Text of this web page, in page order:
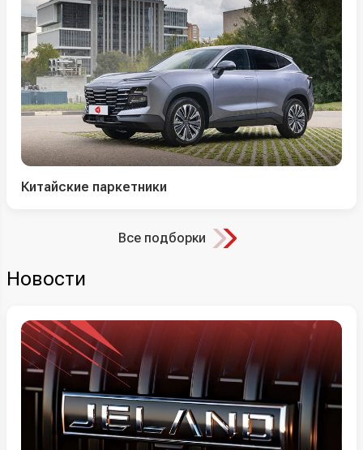
Китайские паркетники
Все подборки
Новости